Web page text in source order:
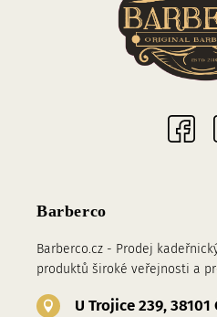
Barberco
Barberco.cz - Prodej
produktů široké veřejnosti a
U Trojice 239,